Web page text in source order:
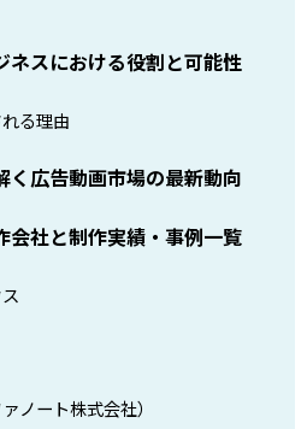
ネスにおける役割と可能性
る理由
く広告動画市場の最新動向
会社と制作実績・事例一覧
ノート株式会社）